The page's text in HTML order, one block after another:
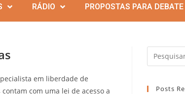
RÁDIO PROPOSTAS PARA DEBATE
em liberdade de
com uma lei de acesso a
Posts